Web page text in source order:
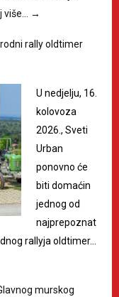
više… →
rally oldtimer
U nedjelju, 16.
kolovoza
2026., Sveti
Urban
ponovno će
biti domaćin
jednog od
najprepoznat
rallyja oldtimer…
murskog